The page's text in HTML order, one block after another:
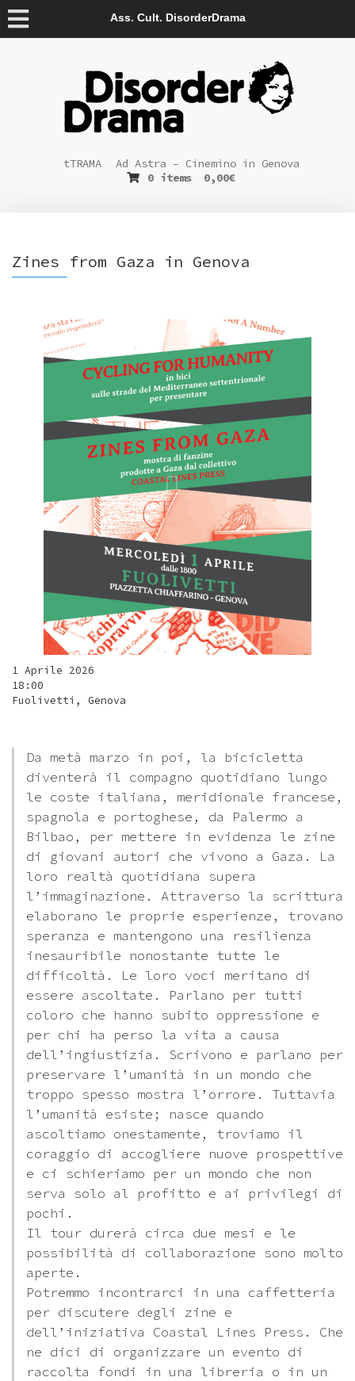
Ass. Cult. DisorderDrama
tTRAMA
Ad Astra – Cinemino in Genova
0 items
0,00€
Zines from Gaza in Genova
1 Aprile 2026
18:00
Fuolivetti, Genova
Da metà marzo in poi, la bicicletta
diventerà il compagno quotidiano lungo
le coste italiana, meridionale francese,
spagnola e portoghese, da Palermo a
Bilbao, per mettere in evidenza le zine
di giovani autori che vivono a Gaza. La
loro realtà quotidiana supera
l’immaginazione. Attraverso la scrittura
elaborano le proprie esperienze, trovano
speranza e mantengono una resilienza
inesauribile nonostante tutte le
difficoltà. Le loro voci meritano di
essere ascoltate. Parlano per tutti
coloro che hanno subito oppressione e
per chi ha perso la vita a causa
dell’ingiustizia. Scrivono e parlano per
preservare l’umanità in un mondo che
troppo spesso mostra l’orrore. Tuttavia
l’umanità esiste; nasce quando
ascoltiamo onestamente, troviamo il
coraggio di accogliere nuove prospettive
e ci schieriamo per un mondo che non
serva solo al profitto e ai privilegi di
pochi.
Il tour durerà circa due mesi e le
possibilità di collaborazione sono molto
aperte.
Potremmo incontrarci in una caffetteria
per discutere degli zine e
dell’iniziativa Coastal Lines Press. Che
ne dici di organizzare un evento di
raccolta fondi in una libreria o in un